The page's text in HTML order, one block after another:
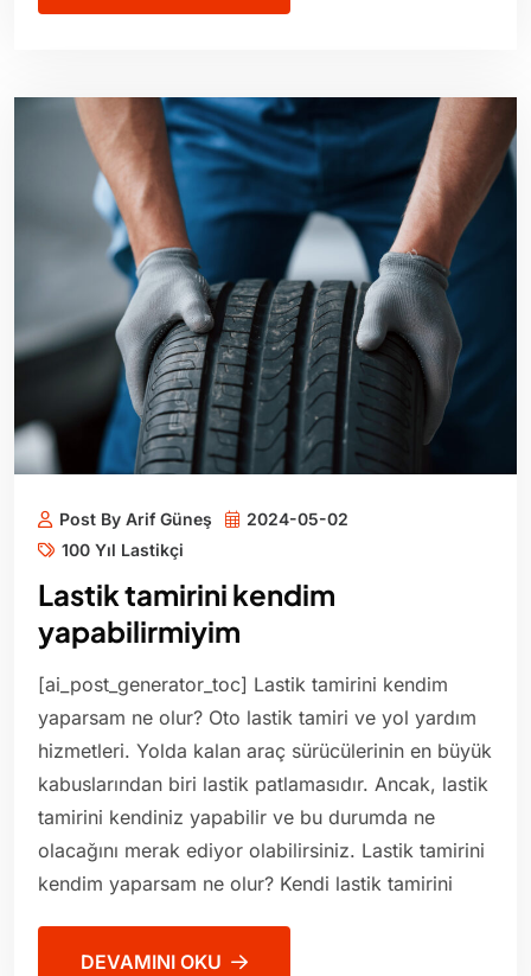
Post By Arif Güneş
2024-05-02
100 Yıl Lastikçi
Lastik tamirini kendim
yapabilirmiyim
[ai_post_generator_toc] Lastik tamirini kendim
yaparsam ne olur? Oto lastik tamiri ve yol yardım
hizmetleri. Yolda kalan araç sürücülerinin en büyük
kabuslarından biri lastik patlamasıdır. Ancak, lastik
tamirini kendiniz yapabilir ve bu durumda ne
olacağını merak ediyor olabilirsiniz. Lastik tamirini
kendim yaparsam ne olur? Kendi lastik tamirini
DEVAMINI OKU